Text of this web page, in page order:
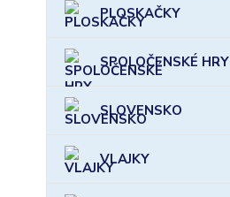
PLOSKAČKY
SPOLOČENSKÉ HRY
SLOVENSKO
VLAJKY